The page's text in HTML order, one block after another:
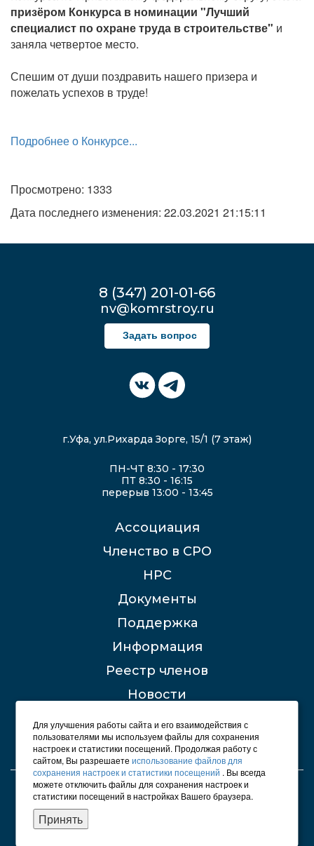
призёром Конкурса в номинации "Лучший
специалист по охране труда в строительстве" и
заняла четвертое место.
Спешим от души поздравить нашего призера и
пожелать успехов в труде!
Подробнее о Конкурсе...
Просмотрено: 1333
Дата последнего изменения: 22.03.2021 21:15:11
8 (347) 201-01-66
nv@komrstroy.ru
Задать вопрос
г.Уфа, ул.Рихарда Зорге, 15/1 (7 этаж)
ПН-ЧТ 8:30 - 17:30
ПТ 8:30 - 16:15
перерыв 13:00 - 13:45
Ассоциация
Членство в СРО
НРС
Документы
Поддержка
Информация
Реестр членов
Новости
Контакты
© 2012 - 2026 СРО "Строители Башкирии"
Политика конфиденциальности
Для улучшения работы сайта и его взаимодействия с
пользователями мы используем файлы для сохранения
настроек и статистики посещений. Продолжая работу с
сайтом, Вы разрешаетеиспользование файлов для
сохранения настроек и статистики посещений . Вы всегда
можете отключить файлы для сохранения настроек и
статистики посещений в настройках Вашего браузера.
Принять